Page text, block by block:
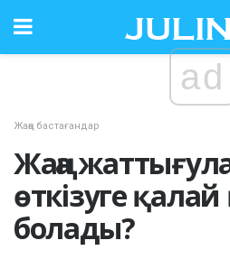
ad
Жаңа бастағандар
Жаңа
өткізуге
болады?